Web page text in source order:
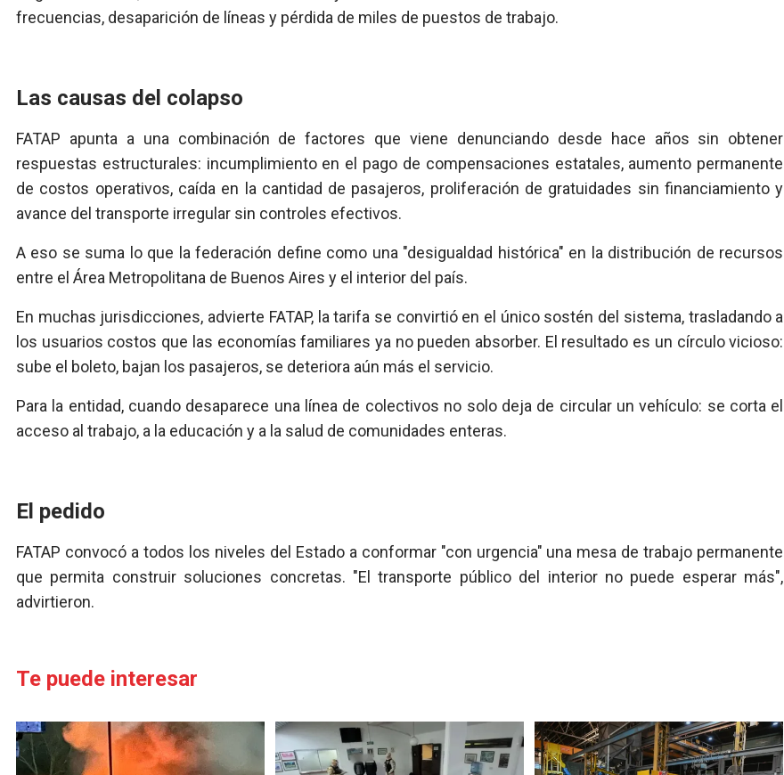
frecuencias, desaparición de líneas y pérdida de miles de puestos de trabajo.
Las causas del colapso
FATAP apunta a una combinación de factores que viene denunciando desde hace años sin obtener
respuestas estructurales: incumplimiento en el pago de compensaciones estatales, aumento permanente
de costos operativos, caída en la cantidad de pasajeros, proliferación de gratuidades sin financiamiento y
avance del transporte irregular sin controles efectivos.
A eso se suma lo que la federación define como una "desigualdad histórica" en la distribución de recursos
entre el Área Metropolitana de Buenos Aires y el interior del país.
En muchas jurisdicciones, advierte FATAP, la tarifa se convirtió en el único sostén del sistema, trasladando a
los usuarios costos que las economías familiares ya no pueden absorber. El resultado es un círculo vicioso:
sube el boleto, bajan los pasajeros, se deteriora aún más el servicio.
Para la entidad, cuando desaparece una línea de colectivos no solo deja de circular un vehículo: se corta el
acceso al trabajo, a la educación y a la salud de comunidades enteras.
El pedido
FATAP convocó a todos los niveles del Estado a conformar "con urgencia" una mesa de trabajo permanente
que permita construir soluciones concretas. "El transporte público del interior no puede esperar más",
advirtieron.
Te puede interesar